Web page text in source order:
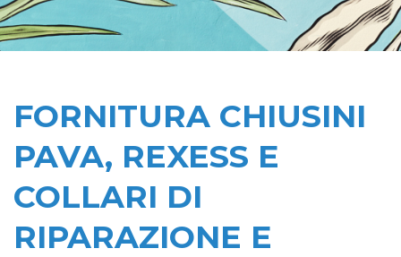
FORNITURA CHIUSINI
PAVA, REXESS E
COLLARI DI
RIPARAZIONE E